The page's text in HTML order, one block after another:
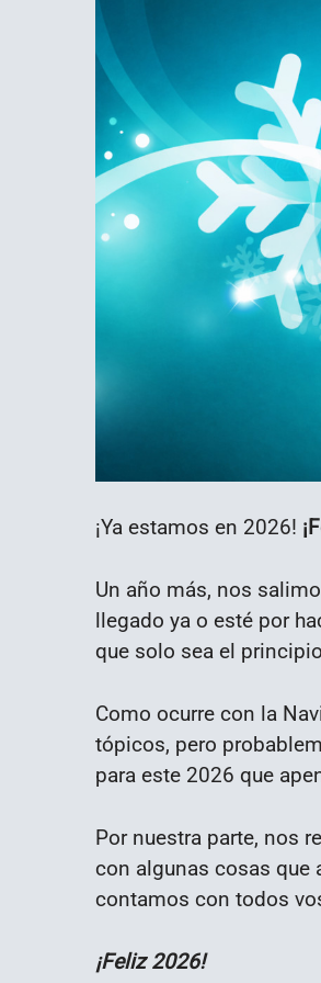
¡Ya estamos en 2026!
Un año más, nos
llegado ya o esté por
que solo sea el
Como ocurre con la
tópicos, pero
para este 2026 que
Por nuestra parte, nos
con algunas cosas que
contamos con todos
¡Feliz 2026!